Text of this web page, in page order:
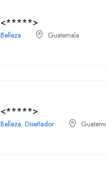
<*****>
Belleza Guatemala
<*****>
Belleza, Diseñador